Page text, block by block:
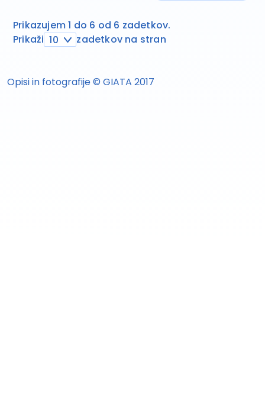
Prikazujem 1 do 6 od 6 zadetkov.
Prikaži 10 zadetkov na stran
Opisi in fotografije © GIATA 2017